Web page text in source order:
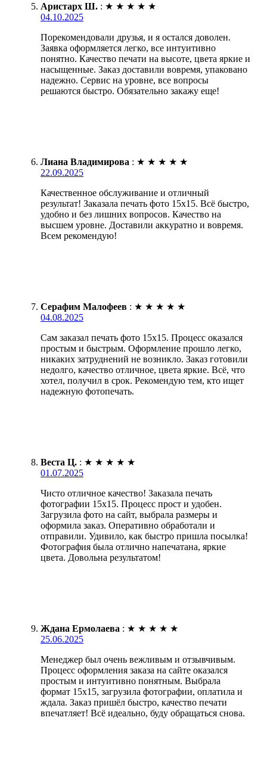
Аристарх Ш. : ★ ★ ★ ★ ★
04.10.2025
Порекомендовали друзья, и я остался доволен.
Заявка оформляется легко, все интуитивно
понятно. Качество печати на высоте, цвета яркие и
насыщенные. Заказ доставили вовремя, упаковано
надежно. Сервис на уровне, все вопросы
решаются быстро. Обязательно закажу еще!
Лиана Владимирова : ★ ★ ★ ★ ★
22.09.2025
Качественное обслуживание и отличный
результат! Заказала печать фото 15х15. Всё быстро,
удобно и без лишних вопросов. Качество на
высшем уровне. Доставили аккуратно и вовремя.
Всем рекомендую!
Серафим Малофеев : ★ ★ ★ ★ ★
04.08.2025
Сам заказал печать фото 15х15. Процесс оказался
простым и быстрым. Оформление прошло легко,
никаких затруднений не возникло. Заказ готовили
недолго, качество отличное, цвета яркие. Всё, что
хотел, получил в срок. Рекомендую тем, кто ищет
надежную фотопечать.
Веста Ц. : ★ ★ ★ ★ ★
01.07.2025
Чисто отличное качество! Заказала печать
фотографии 15х15. Процесс прост и удобен.
Загрузила фото на сайт, выбрала размеры и
оформила заказ. Оперативно обработали и
отправили. Удивило, как быстро пришла посылка!
Фотография была отлично напечатана, яркие
цвета. Довольна результатом!
Ждана Ермолаева : ★ ★ ★ ★ ★
25.06.2025
Менеджер был очень вежливым и отзывчивым.
Процесс оформления заказа на сайте оказался
простым и интуитивно понятным. Выбрала
формат 15х15, загрузила фотографии, оплатила и
ждала. Заказ пришёл быстро, качество печати
впечатляет! Всё идеально, буду обращаться снова.